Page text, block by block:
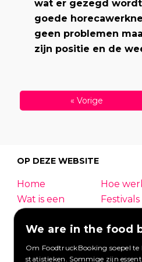
wat er gezegd
goede
geen problemen
zijn positie en de
« Vorige
OP DEZE WEBSITE
Home
Hoe
Wat is een
foodtruck?
Festivals
Bruiloft
Contact
Inloggen
We are in the food
Om FoodtruckBooking soepel
statistieken. Sommige zijn